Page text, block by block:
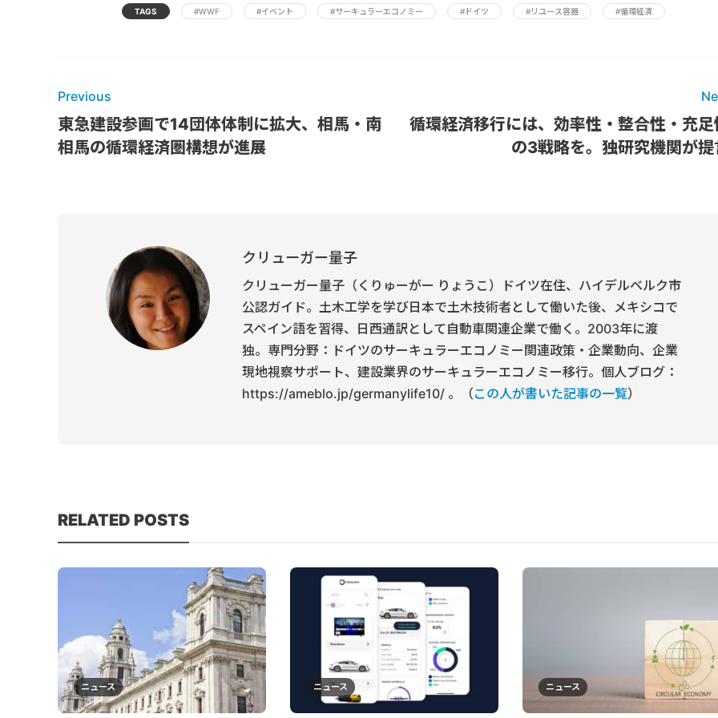
TAGS #WWF #イベント #サーキュラーエコノミー #ドイツ #リユース容器 #循環経済
Previous
東急建設参画で14団体体制に拡大、相馬・南
相馬の循環経済圏構想が進展
循環経済移行には、効率性・整合性・充足
の3戦略を。独研究機関が提
クリューガー量子
クリューガー量子（くりゅーがー りょうこ）ドイツ在住、ハイデルベルク市
公認ガイド。土木工学を学び日本で土木技術者として働いた後、メキシコで
スペイン語を習得、日西通訳として自動車関連企業で働く。2003年に渡
独。専門分野：ドイツのサーキュラーエコノミー関連政策・企業動向、企業
現地視察サポート、建設業界のサーキュラーエコノミー移行。個人ブログ：
https://ameblo.jp/germanylife10/ 。（この人が書いた記事の一覧）
RELATED POSTS
ニュース ニュース ニュース